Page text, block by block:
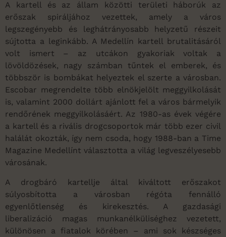
A kartell és az állam közötti területi háborúk az
erőszak spiráljához vezettek, amely a város
legszegényebb és leghátrányosabb helyzetű részeit
sújtotta a leginkább. A Medellín kartell brutalitásáról
volt ismert – az utcákon gyakoriak voltak a
lövöldözések, nagy számban tűntek el emberek, és
többször is bombákat helyeztek el szerte a városban.
Escobar megrendelte több elnökjelölt meggyilkolását
is, valamint 2000 dollárt ajánlott fel a város bármelyik
rendőrének meggyilkolásáért. Az 1980-as évek végére
a kartell és a rivális drogcsoportok már több ezer civil
halálát okozták, így nem csoda, hogy 1988-ban a Time
Magazine Medellínt választotta a világ legveszélyesebb
városának.
A drogbáró kartellje által kiváltott erőszakot
súlyosbította a városban régóta fennálló
egyenlőtlenség és kirekesztés. A gazdasági
liberalizáció magas munkanélküliséghez vezetett,
különösen a fiatalok körében – ami sok készséges